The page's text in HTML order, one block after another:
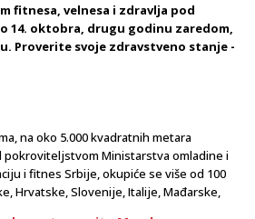
fitnesa, velnesa i zdravlja pod
14. oktobra, drugu godinu zaredom,
Proverite svoje zdravstveno stanje -
na oko 5.000 kvadratnih metara
Ministarstva omladine i
i fitnes Srbije, okupiće se više od 100
Hrvatske, Slovenije, Italije, Mađarske,